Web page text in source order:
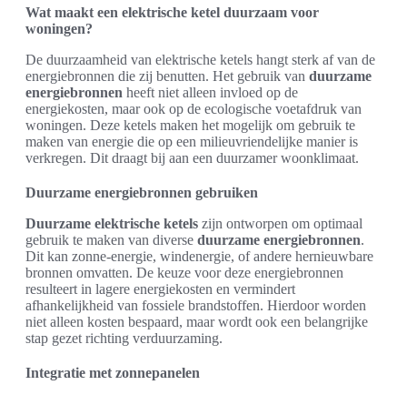
Wat maakt een elektrische ketel duurzaam voor
woningen?
De duurzaamheid van elektrische ketels hangt sterk af van de
energiebronnen die zij benutten. Het gebruik van duurzame
energiebronnen heeft niet alleen invloed op de
energiekosten, maar ook op de ecologische voetafdruk van
woningen. Deze ketels maken het mogelijk om gebruik te
maken van energie die op een milieuvriendelijke manier is
verkregen. Dit draagt bij aan een duurzamer woonklimaat.
Duurzame energiebronnen gebruiken
Duurzame elektrische ketels zijn ontworpen om optimaal
gebruik te maken van diverse duurzame energiebronnen.
Dit kan zonne-energie, windenergie, of andere hernieuwbare
bronnen omvatten. De keuze voor deze energiebronnen
resulteert in lagere energiekosten en vermindert
afhankelijkheid van fossiele brandstoffen. Hierdoor worden
niet alleen kosten bespaard, maar wordt ook een belangrijke
stap gezet richting verduurzaming.
Integratie met zonnepanelen